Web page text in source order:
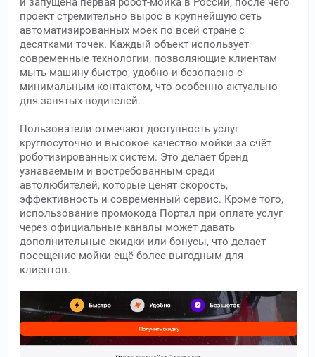
проект стремительно вырос в крупнейшую сеть
автоматизированных моек по всей стране с
десятками точек. Каждый объект использует
современные технологии, позволяющие клиентам
мыть машину быстро, удобно и безопасно с
минимальным контактом, что особенно актуально
для занятых водителей.
Пользователи отмечают доступность услуг
круглосуточно и высокое качество мойки за счёт
роботизированных систем. Это делает бренд
узнаваемым и востребованным среди
автолюбителей, которые ценят скорость,
эффективность и современный сервис. Кроме того,
использование промокода Портал при оплате услуг
через официальные каналы может давать
дополнительные скидки или бонусы, что делает
посещение мойки ещё более выгодным для
клиентов.